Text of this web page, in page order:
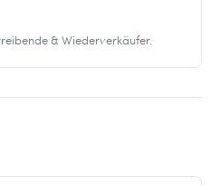
& Wiederverkäufer.